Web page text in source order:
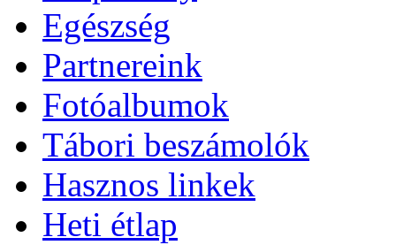
Egészség
Partnereink
Fotóalbumok
Tábori beszámolók
Hasznos linkek
Heti étlap